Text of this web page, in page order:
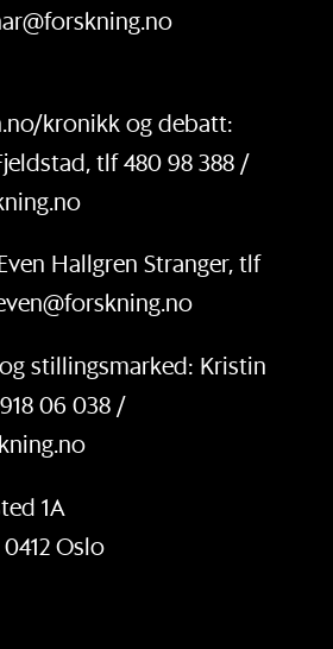
kronikk og debatt:
tlf 480 98 388 /
Hallgren Stranger, tlf
stillingsmarked: Kristin
06 038 /
1A
Oslo